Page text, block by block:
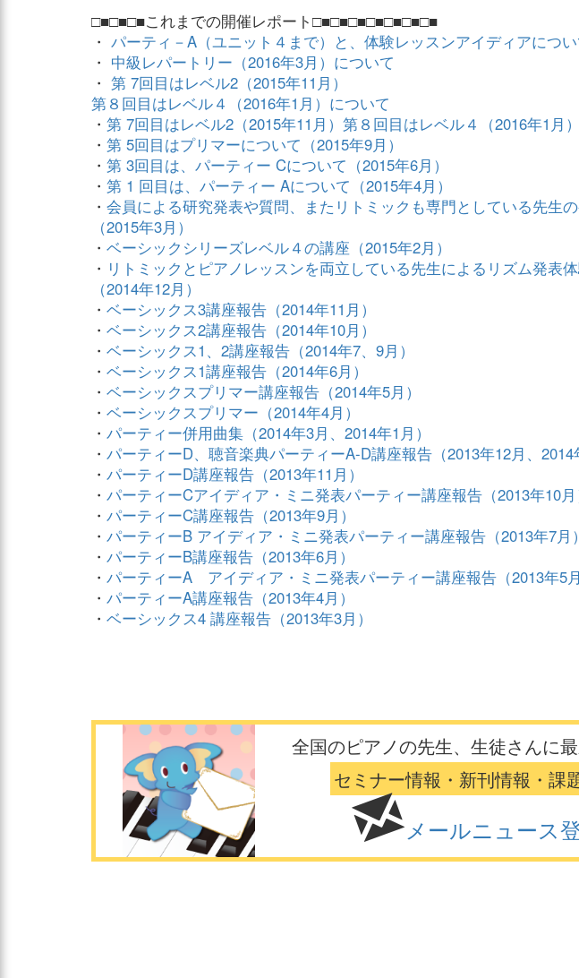
□■□■□■これまでの開催レポート□■□■□■□■□■□■□■
・ パーティ－A（ユニット４まで）と、体験レッスンアイディアについ
・ 中級レパートリー（2016年3月）について
・ 第 7回目はレベル2（2015年11月）
第８回目はレベル４（2016年1月）について
・ 第 7回目はレベル2（2015年11月）第８回目はレベル４（2016年1月
・ 第 5回目はプリマーについて（2015年9月）
・ 第 3回目は、パーティー Cについて（2015年6月）
・ 第 1 回目は、パーティー Aについて（2015年4月）
・ 会員による研究発表や質問、またリトミックも専門としている先生
（2015年3月）
・ ベーシックシリーズレベル４の講座（2015年2月）
・ リトミックとピアノレッスンを両立している先生によるリズム発表
（2014年12月）
・ ベーシックス3講座報告（2014年11月）
・ ベーシックス2講座報告（2014年10月）
・ ベーシックス1、2講座報告（2014年7、9月）
・ ベーシックス1講座報告（2014年6月）
・ ベーシックスプリマー講座報告（2014年5月）
・ ベーシックスプリマー（2014年4月）
・ パーティー併用曲集（2014年3月、2014年1月）
・ パーティーD、聴音楽典パーティーA-D講座報告（2013年12月、2014
・ パーティーD講座報告（2013年11月）
・ パーティーCアイディア・ミニ発表パーティー講座報告（2013年10月
・ パーティーC講座報告（2013年9月）
・ パーティーB アイディア・ミニ発表パーティー講座報告（2013年7月）
・ パーティーB講座報告（2013年6月）
・ パーティーA アイディア・ミニ発表パーティー講座報告（2013年5月
・ パーティーA講座報告（2013年4月）
・ ベーシックス4 講座報告（2013年3月）
全国のピアノの先生、生徒さんに
セミナー情報・新刊情報・課
メールニュース